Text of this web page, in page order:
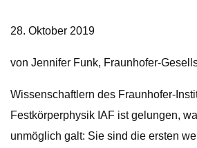
28. Oktober 2019
von Jennifer Funk, Fraunhofer-
Wissenschaftlern des Fraunhofer-
Festkörperphysik IAF ist gelungen,
unmöglich galt: Sie sind die ersten